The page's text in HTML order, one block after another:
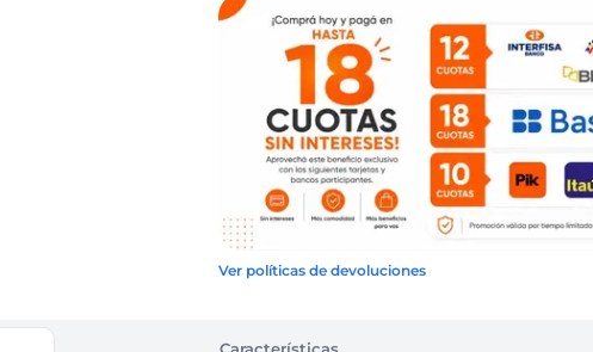
Ver políticas de devoluciones